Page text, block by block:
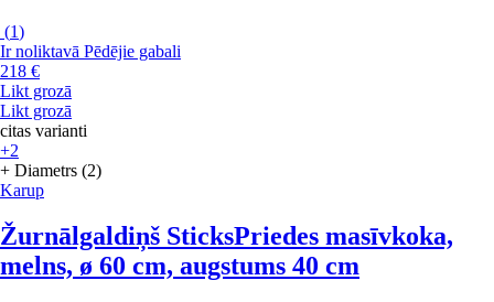
(1)
Ir noliktavā Pēdējie gabali
218 €
Likt grozā
Likt grozā
citas varianti
+2
+ Diametrs (2)
Karup
Žurnālgaldiņš SticksPriedes masīvkoka,
melns, ø 60 cm, augstums 40 cm